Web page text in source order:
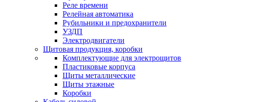
Реле времени
Релейная автоматика
Рубильники и предохранители
УЗДП
Электродвигатели
Щитовая продукция, коробки
Комплектующие для электрощитов
Пластиковые корпуса
Щиты металлические
Щиты этажные
Коробки